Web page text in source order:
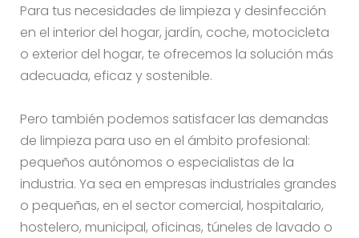
Para tus necesidades de limpieza y desinfección
en el interior del hogar, jardín, coche, motocicleta
o exterior del hogar, te ofrecemos la solución más
adecuada, eficaz y sostenible.
Pero también podemos satisfacer las demandas
de limpieza para uso en el ámbito profesional:
pequeños autónomos o especialistas de la
industria. Ya sea en empresas industriales grandes
o pequeñas, en el sector comercial, hospitalario,
hostelero, municipal, oficinas, túneles de lavado o